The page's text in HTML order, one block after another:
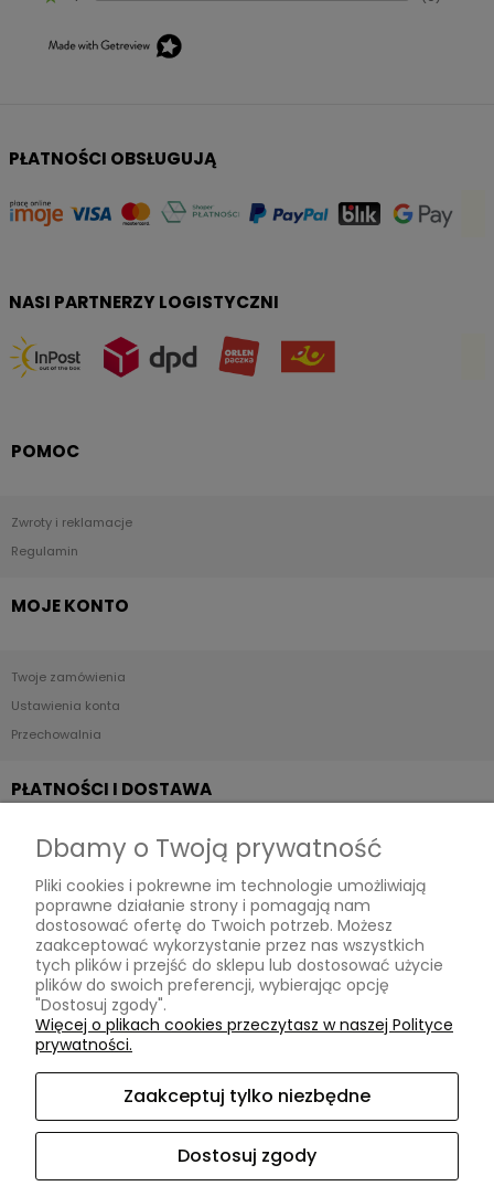
POMOC
Zwroty i reklamacje
Regulamin
MOJE KONTO
Twoje zamówienia
Ustawienia konta
Przechowalnia
PŁATNOŚCI I DOSTAWA
Formy płatności
Czas i koszty dostawy
INFORMACJE
Polityka prywatności
Ustawienia plików cookies
PŁATNOŚCI OBSŁUGUJĄ
NASI PARTNERZY LOGISTYCZNI
Dbamy o Twoją prywatność
Pliki cookies i pokrewne im technologie umożliwiają
poprawne działanie strony i pomagają nam
dostosować ofertę do Twoich potrzeb. Możesz
zaakceptować wykorzystanie przez nas wszystkich
tych plików i przejść do sklepu lub dostosować użycie
plików do swoich preferencji, wybierając opcję
"Dostosuj zgody".
Więcej o plikach cookies przeczytasz w naszej Polityce
prywatności.
Zaakceptuj tylko niezbędne
Dostosuj zgody